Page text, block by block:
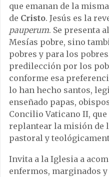
que emanan de la
de Cristo. Jesús es la
pauperum. Se presenta
Mesías pobre, sino
pobres y para los
predilección por los
conforme esa
lo han hecho santos,
enseñado papas,
Concilio Vaticano II,
replantear la misión de
pastoral y
Invita a la Iglesia a
enfermos, marginados